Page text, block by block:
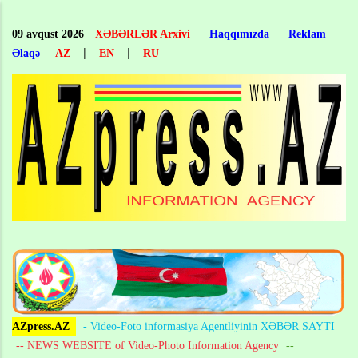
main
content
09 avqust 2026 XƏBƏRLƏR Arxivi Haqqımızda
Reklam
Əlaqə
AZ | EN | RU
AZpress.AZ
- Video-Foto informasiya Agentliyinin XƏBƏR SAYTI
-- NEWS WEBSITE of Video-Photo Information Agency --